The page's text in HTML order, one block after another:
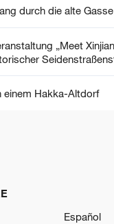
durch die alte
„Meet
einem Hakka-Altdorf
Español